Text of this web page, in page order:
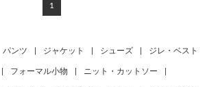
1
パンツ ジャケット シューズ ジレ・ベスト
フォーマル小物 ニット・カットソー